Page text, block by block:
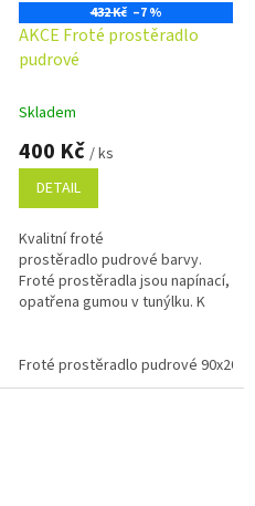
oranžová tmavě modrá
432 Kč –7 %
AKCE Froté prostěradlo
pudrové
Skladem
400 Kč / ks
DETAIL
Kvalitní froté
prostěradlo pudrové barvy.
Froté prostěradla jsou napínací,
opatřena gumou v tunýlku. K
s vysokou...
Froté prostěradlo pudrové